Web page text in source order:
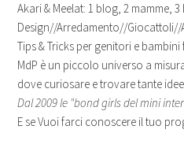
Akari & Meelat: 1 blog, 2 mamme,
Design//Arredamento//
Tips & Tricks per genitori e bambini
MdP è un piccolo universo a
dove curiosare e trovare tante
Dal 2009 le "bond girls del mini
E se Vuoi farci conoscere il tuo